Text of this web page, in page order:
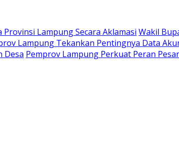
Lampung Secara Aklamasi Wakil
Lampung Tekankan Pentingnya Data
Desa Pemprov Lampung Perkuat Peran